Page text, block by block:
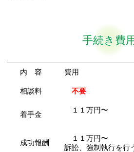
手続き費
内 容 費用
相談料 不要
着手金 １１万円〜
成功報酬
１１万円〜
訴訟、強制執行を行